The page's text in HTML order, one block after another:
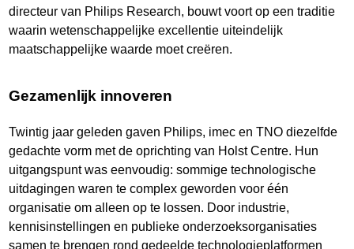
directeur van Philips Research, bouwt voort op een traditie
waarin wetenschappelijke excellentie uiteindelijk
maatschappelijke waarde moet creëren.
Gezamenlijk innoveren
Twintig jaar geleden gaven Philips, imec en TNO diezelfde
gedachte vorm met de oprichting van Holst Centre. Hun
uitgangspunt was eenvoudig: sommige technologische
uitdagingen waren te complex geworden voor één
organisatie om alleen op te lossen. Door industrie,
kennisinstellingen en publieke onderzoeksorganisaties
samen te brengen rond gedeelde technologieplatformen